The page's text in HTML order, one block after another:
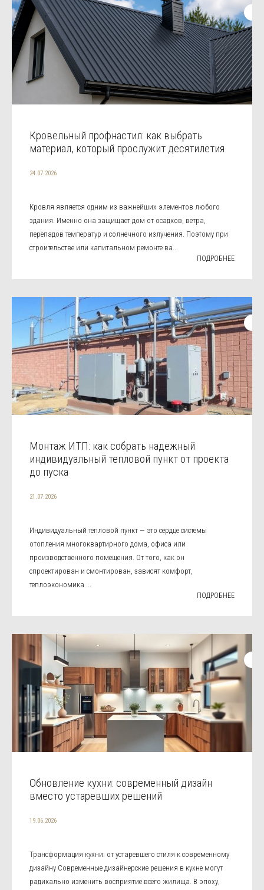
Кровельный профнастил: как выбрать
материал, который прослужит десятилетия
24.07.2026
Кровля является одним из важнейших элементов любого
здания. Именно она защищает дом от осадков, ветра,
перепадов температур и солнечного излучения. Поэтому при
строительстве или капитальном ремонте ва...
ПОДРОБНЕЕ
Монтаж ИТП: как собрать надежный
индивидуальный тепловой пункт от проекта
до пуска
21.07.2026
Индивидуальный тепловой пункт — это сердце системы
отопления многоквартирного дома, офиса или
производственного помещения. От того, как он
спроектирован и смонтирован, зависят комфорт,
теплоэкономика ...
ПОДРОБНЕЕ
Обновление кухни: современный дизайн
вместо устаревших решений
19.06.2026
Трансформация кухни: от устаревшего стиля к современному
дизайну Современные дизайнерские решения в кухне могут
радикально изменить восприятие всего жилища. В эпоху,